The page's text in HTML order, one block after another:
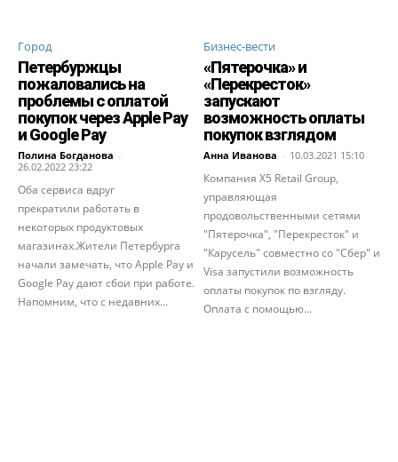
Город
Петербуржцы
пожаловались на
проблемы с оплатой
покупок через Apple Pay
и Google Pay
Полина Богданова -
26.02.2022 23:22
Оба сервиса вдруг
прекратили работать в
некоторых продуктовых
магазинах.Жители Петербурга
начали замечать, что Apple Pay и
Google Pay дают сбои при работе.
Напомним, что с недавних...
Бизнес-вести
«Пятерочка» и
«Перекресток»
запускают
возможность оплаты
покупок взглядом
Анна Иванова - 10.03.2021 15:10
Компания X5 Retail Group,
управляющая
продовольственными сетями
"Пятерочка", "Перекресток" и
"Карусель" совместно со "Сбер" и
Visa запустили возможность
оплаты покупок по взгляду.
Оплата с помощью...